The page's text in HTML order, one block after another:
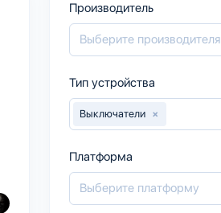
Производитель
Тип устройства
×
Выключатели
Платформа